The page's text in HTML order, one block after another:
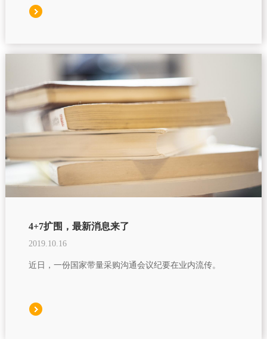
4+7扩围，最新消息来了
2019.10.16
近日，一份国家带量采购沟通会议纪要在业内流传。